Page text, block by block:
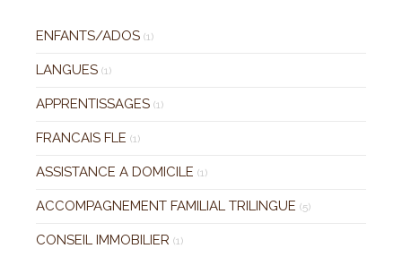
ENFANTS/ADOS (1)
LANGUES (1)
APPRENTISSAGES (1)
FRANCAIS FLE (1)
ASSISTANCE A DOMICILE (1)
ACCOMPAGNEMENT FAMILIAL TRILINGUE (5)
CONSEIL IMMOBILIER (1)